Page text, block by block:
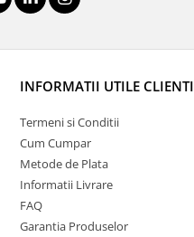
INFORMATII UTILE CLIENTI
Termeni si Conditii
Cum Cumpar
Metode de Plata
Informatii Livrare
FAQ
Garantia Produselor